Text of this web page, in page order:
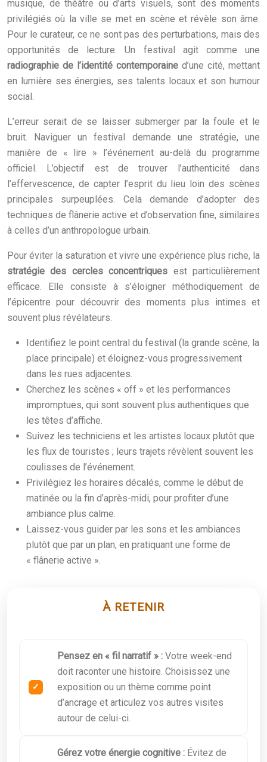
musique, de théâtre ou d’arts visuels, sont des moments
privilégiés où la ville se met en scène et révèle son âme.
Pour le curateur, ce ne sont pas des perturbations, mais des
opportunités de lecture. Un festival agit comme une
radiographie de l’identité contemporaine d’une cité, mettant
en lumière ses énergies, ses talents locaux et son humour
social.
L’erreur serait de se laisser submerger par la foule et le
bruit. Naviguer un festival demande une stratégie, une
manière de « lire » l’événement au-delà du programme
officiel. L’objectif est de trouver l’authenticité dans
l’effervescence, de capter l’esprit du lieu loin des scènes
principales surpeuplées. Cela demande d’adopter des
techniques de flânerie active et d’observation fine, similaires
à celles d’un anthropologue urbain.
Pour éviter la saturation et vivre une expérience plus riche, la
stratégie des cercles concentriques est particulièrement
efficace. Elle consiste à s’éloigner méthodiquement de
l’épicentre pour découvrir des moments plus intimes et
souvent plus révélateurs.
Identifiez le point central du festival (la grande scène, la
place principale) et éloignez-vous progressivement
dans les rues adjacentes.
Cherchez les scènes « off » et les performances
impromptues, qui sont souvent plus authentiques que
les têtes d’affiche.
Suivez les techniciens et les artistes locaux plutôt que
les flux de touristes ; leurs trajets révèlent souvent les
coulisses de l’événement.
Privilégiez les horaires décalés, comme le début de
matinée ou la fin d’après-midi, pour profiter d’une
ambiance plus calme.
Laissez-vous guider par les sons et les ambiances
plutôt que par un plan, en pratiquant une forme de
« flânerie active ».
À RETENIR
Pensez en « fil narratif » : Votre week-end
doit raconter une histoire. Choisissez une
exposition ou un thème comme point
d’ancrage et articulez vos autres visites
autour de celui-ci.
Gérez votre énergie cognitive : Évitez de